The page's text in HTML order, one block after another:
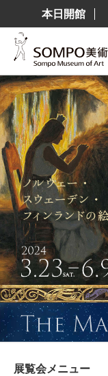
テ
キ
ッ
プ
本日開館
展覧会メニュー